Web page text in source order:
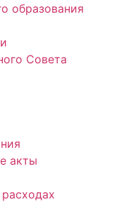
образования
Совета
акты